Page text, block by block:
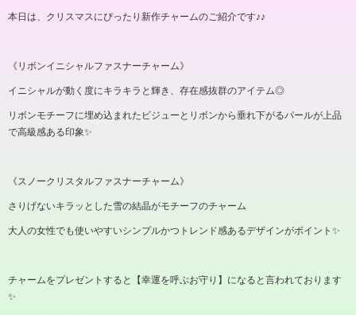
本日は、クリスマスにぴったり新作チャームのご紹介です♪♪
《リボンイニシャルファスナーチャーム》
イニシャルが動く度にキラキラと輝き、存在感抜群のアイテム◎
リボンモチーフに埋め込まれたビジューとリボンから垂れ下がるパールが上品
で高級感ある印象✨
《スノークリスタルファスナーチャーム》
さりげないキラッとした雪の結晶がモチーフのチャーム
大人の女性でも使いやすいシンプルかつトレンド感あるデザインがポイント✨
チャームをプレゼントすると【幸運を呼ぶお守り】になると言われております
✨